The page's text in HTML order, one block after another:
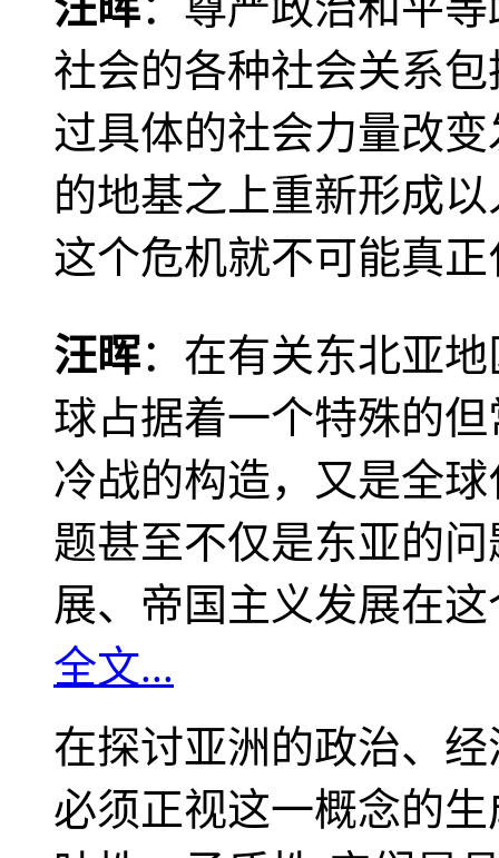
社会的各种社会关系
过具体的社会力量改
的地基之上重新形成
这个危机就不可能真
汪晖：在有关东北亚
球占据着一个特殊的
冷战的构造，又是全
题甚至不仅是东亚的
展、帝国主义发展在
全文...
在探讨亚洲的政治、
必须正视这一概念的